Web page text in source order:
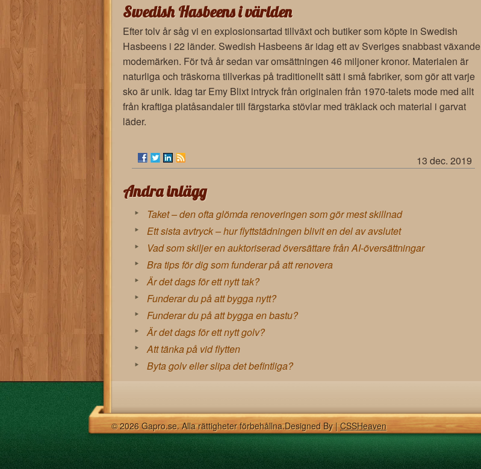
Swedish Hasbeens i världen
Efter tolv år såg vi en explosionsartad tillväxt och butiker som köpte in Swedish
Hasbeens i 22 länder. Swedish Hasbeens är idag ett av Sveriges snabbast växande
modemärken. För två år sedan var omsättningen 46 miljoner kronor. Materialen är
naturliga och träskorna tillverkas på traditionellt sätt i små fabriker, som gör att varje
sko är unik. Idag tar Emy Blixt intryck från originalen från 1970-talets mode med allt
från kraftiga platåsandaler till färgstarka stövlar med träklack och material i garvat
läder.
13 dec. 2019
Andra inlägg
Taket – den ofta glömda renoveringen som gör mest skillnad
Ett sista avtryck – hur flyttstädningen blivit en del av avslutet
Vad som skiljer en auktoriserad översättare från AI-översättningar
Bra tips för dig som funderar på att renovera
Är det dags för ett nytt tak?
Funderar du på att bygga nytt?
Funderar du på att bygga en bastu?
Är det dags för ett nytt golv?
Att tänka på vid flytten
Byta golv eller slipa det befintliga?
© 2026 Gapro.se. Alla rättigheter förbehållna.Designed By |CSSHeaven